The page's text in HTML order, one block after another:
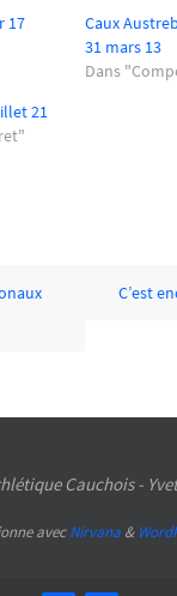
17
Caux
31 mars 13
Dans
21
C’est
Cauchois -
avecNirvana &